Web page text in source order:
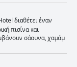
διαθέτει έναν
πισίνα και
σάουνα, χαμάμ